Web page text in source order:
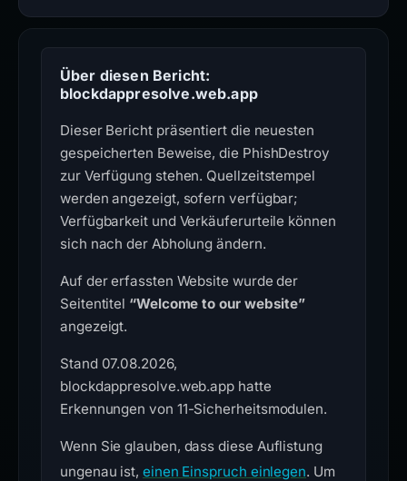
Über diesen Bericht:
blockdappresolve.web.app
Dieser Bericht präsentiert die neuesten
gespeicherten Beweise, die PhishDestroy
zur Verfügung stehen. Quellzeitstempel
werden angezeigt, sofern verfügbar;
Verfügbarkeit und Verkäuferurteile können
sich nach der Abholung ändern.
Auf der erfassten Website wurde der
Seitentitel “Welcome to our website”
angezeigt.
Stand 07.08.2026,
blockdappresolve.web.app hatte
Erkennungen von 11-Sicherheitsmodulen.
Wenn Sie glauben, dass diese Auflistung
ungenau ist, einen Einspruch einlegen. Um